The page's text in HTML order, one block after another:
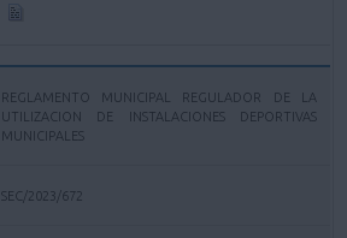
REGLAMENTO MUNICIPAL REGULADOR DE LA
UTILIZACION DE INSTALACIONES DEPORTIVAS
MUNICIPALES
SEC/2023/672